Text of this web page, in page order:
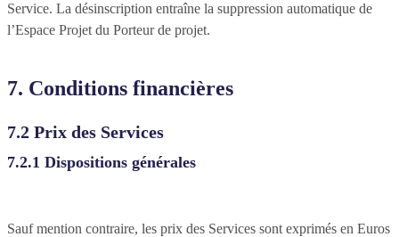
Service. La désinscription entraîne la suppression automatique de
l’Espace Projet du Porteur de projet.
7. Conditions financières
7.2 Prix des Services
7.2.1 Dispositions générales
Sauf mention contraire, les prix des Services sont exprimés en Euros